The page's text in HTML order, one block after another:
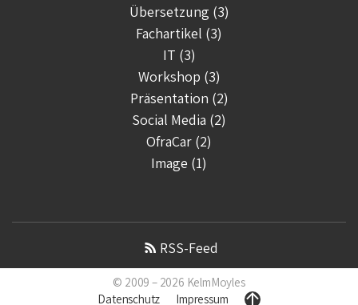
Übersetzung (3)
Fachartikel (3)
IT (3)
Workshop (3)
Präsentation (2)
Social Media (2)
OfraCar (2)
Image (1)
RSS-Feed
© 2009 – 2026 KelmMoyles
Datenschutz
Impressum